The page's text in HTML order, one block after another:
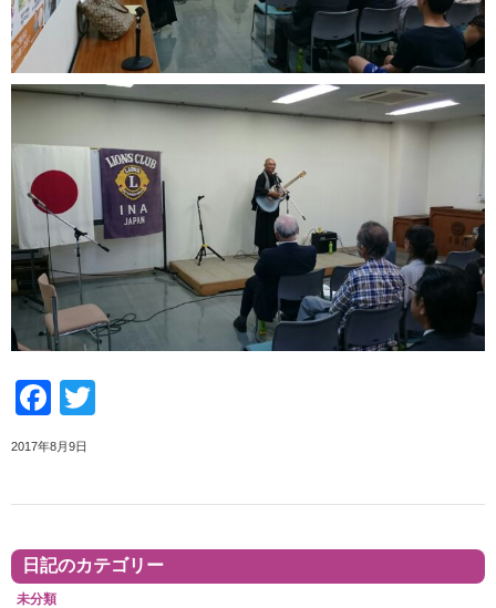
Facebook
2017年8月9日
日記のカテゴリー
未分類